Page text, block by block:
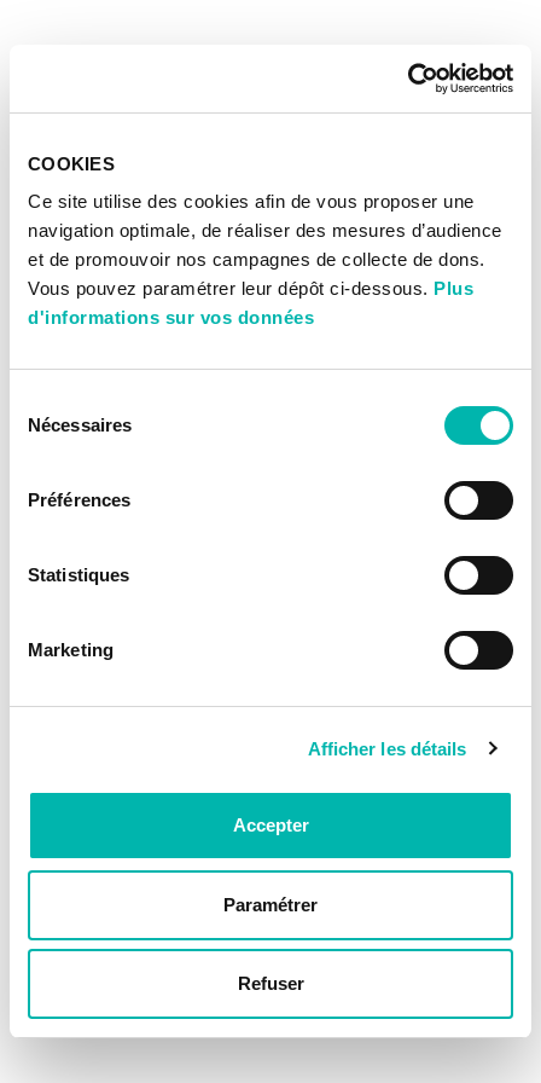
COOKIES
Ce site utilise des cookies afin de vous proposer une
navigation optimale, de réaliser des mesures d’audience
et de promouvoir nos campagnes de collecte de dons.
Vous pouvez paramétrer leur dépôt ci-dessous. Plus
d'informations sur vos données
Nécessaires
Préférences
Statistiques
Marketing
Afficher les détails
Accepter
Paramétrer
Refuser